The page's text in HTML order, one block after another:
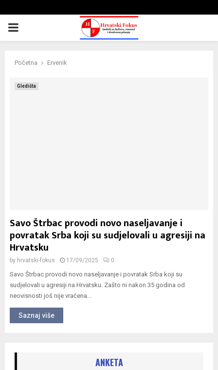
PRIMARY
Početna Ervenik
Gledišta
Savo Štrbac provodi novo naseljavanje i
povratak Srba koji su sudjelovali u agresiji na
Hrvatsku
by hrvatski-fokus 17/09/2025 0
Savo Štrbac provodi novo naseljavanje i povratak Srba koji su
sudjelovali u agresiji na Hrvatsku. Zašto ni nakon 35 godina od
neovisnosti još nije vraćena...
Saznaj više
ANKETA